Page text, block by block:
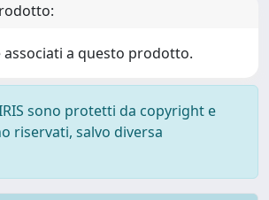
associati a questo prodotto.
sono protetti da copyright e
riservati, salvo diversa